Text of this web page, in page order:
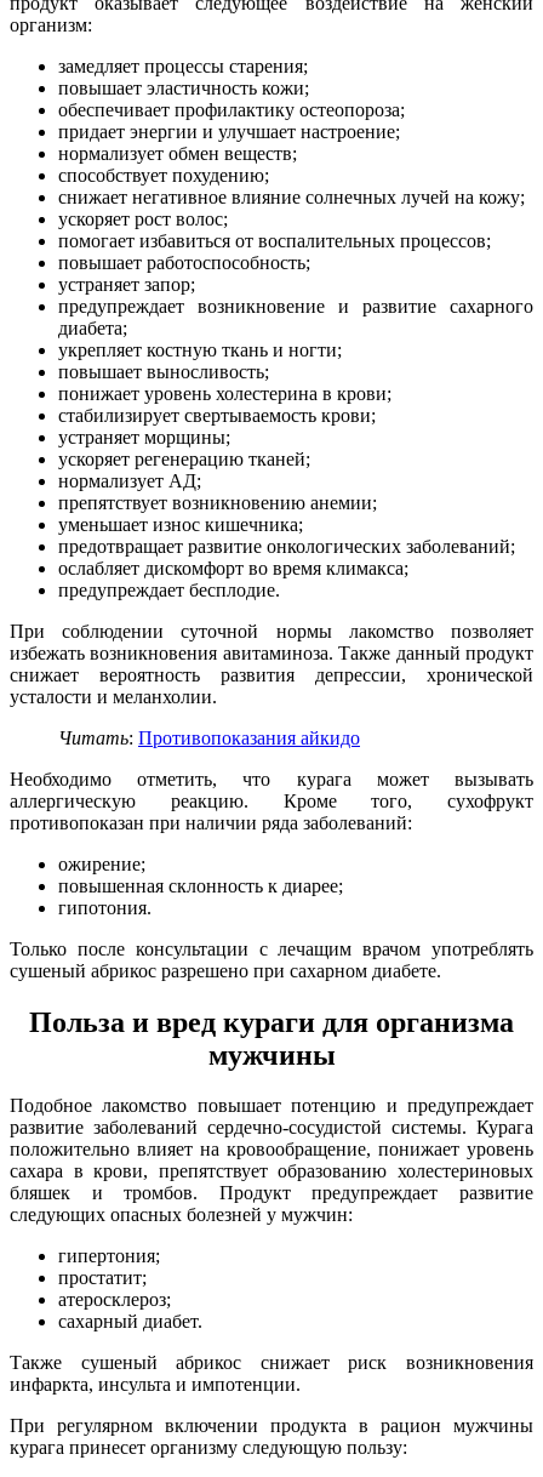
организм:
замедляет процессы старения;
повышает эластичность кожи;
обеспечивает профилактику остеопороза;
придает энергии и улучшает настроение;
нормализует обмен веществ;
способствует похудению;
снижает негативное влияние солнечных лучей на кожу;
ускоряет рост волос;
помогает избавиться от воспалительных процессов;
повышает работоспособность;
устраняет запор;
предупреждает возникновение и развитие сахарного
диабета;
укрепляет костную ткань и ногти;
повышает выносливость;
понижает уровень холестерина в крови;
стабилизирует свертываемость крови;
устраняет морщины;
ускоряет регенерацию тканей;
нормализует АД;
препятствует возникновению анемии;
уменьшает износ кишечника;
предотвращает развитие онкологических заболеваний;
ослабляет дискомфорт во время климакса;
предупреждает бесплодие.
При соблюдении суточной нормы лакомство позволяет
избежать возникновения авитаминоза. Также данный продукт
снижает вероятность развития депрессии, хронической
усталости и меланхолии.
Читать: Противопоказания айкидо
Необходимо отметить, что курага может вызывать
аллергическую реакцию. Кроме того, сухофрукт
противопоказан при наличии ряда заболеваний:
ожирение;
повышенная склонность к диарее;
гипотония.
Только после консультации с лечащим врачом употреблять
сушеный абрикос разрешено при сахарном диабете.
Польза и вред кураги для организма
мужчины
Подобное лакомство повышает потенцию и предупреждает
развитие заболеваний сердечно-сосудистой системы. Курага
положительно влияет на кровообращение, понижает уровень
сахара в крови, препятствует образованию холестериновых
бляшек и тромбов. Продукт предупреждает развитие
следующих опасных болезней у мужчин:
гипертония;
простатит;
атеросклероз;
сахарный диабет.
Также сушеный абрикос снижает риск возникновения
инфаркта, инсульта и импотенции.
При регулярном включении продукта в рацион мужчины
курага принесет организму следующую пользу: